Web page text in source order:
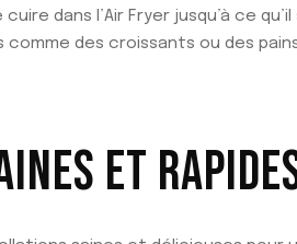
dans l’Air Fryer jusqu’à ce
comme des croissants ou des
ET